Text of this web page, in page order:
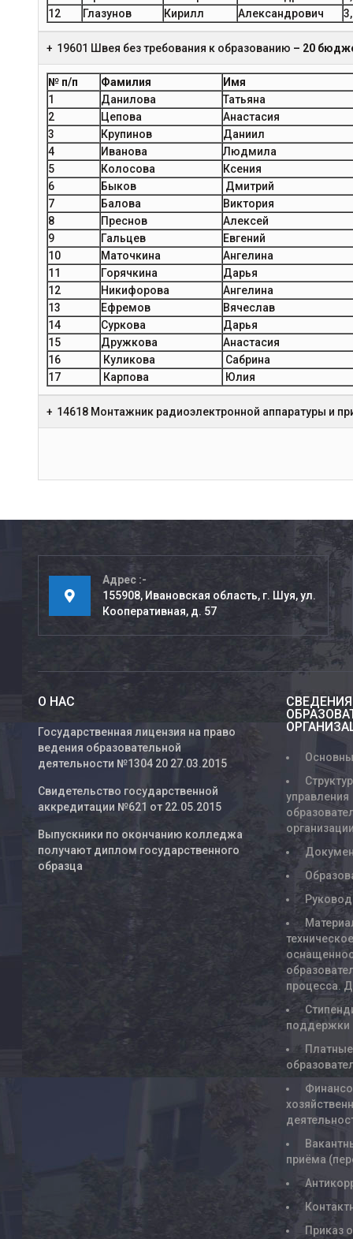
12
Глазунов Кирилл Александрович
19601 Швея без требования к образованию – 20
№ п/п Фамилия
Имя
1
Данилова
Татьяна
2
Цепова
Анастасия
3
Крупинов
Даниил
4
Иванова
Людмила
5
Колосова
Ксения
6
Быков
Дмитрий
7
Балова
Виктория
8
Преснов
Алексей
9
Гальцев
Евгений
10
Маточкина
Ангелина
11
Горячкина
Дарья
12
Никифорова
Ангелина
13
Ефремов
Вячеслав
14
Суркова
Дарья
15
Дружкова
Анастасия
16
Куликова
Сабрина
17
Карпова Юлия
14618 Монтажник радиоэлектронной аппаратуры и
Адрес
155908, Ивановская область, г. Шуя, ул.
Кооперативная, д. 57
О НАС
Государственная лицензия на право
ведения образовательной
деятельности №1304 20 27.03.2015
Свидетельство государственной
аккредитации №621 от 22.05.2015
Выпускники по окончанию колледжа
получают диплом государственного
образца
управления
процесса.
поддержки
Платные
приёма
Приказ